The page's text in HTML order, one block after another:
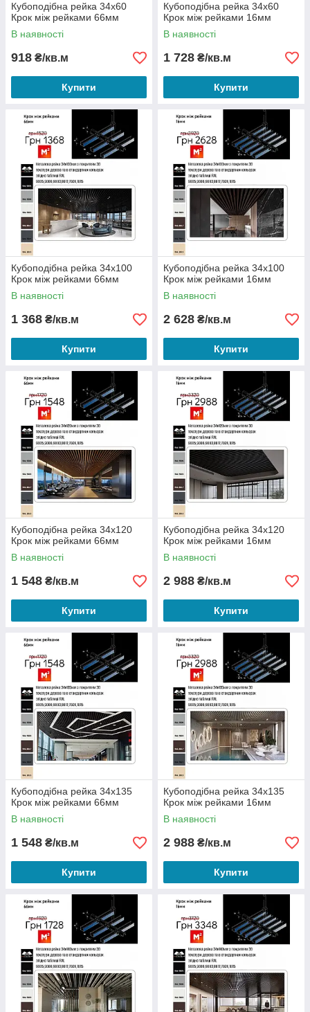
Кубоподібна рейка 34х60
Крок між рейками 66мм
В наявності
918 ₴/кв.м
Купити
Кубоподібна рейка 34х60
Крок між рейками 16мм
В наявності
1 728 ₴/кв.м
Купити
Кубоподібна рейка 34х100
Крок між рейками 66мм
В наявності
1 368 ₴/кв.м
Купити
Кубоподібна рейка 34х100
Крок між рейками 16мм
В наявності
2 628 ₴/кв.м
Купити
Кубоподібна рейка 34х120
Крок між рейками 66мм
В наявності
1 548 ₴/кв.м
Купити
Кубоподібна рейка 34х120
Крок між рейками 16мм
В наявності
2 988 ₴/кв.м
Купити
Кубоподібна рейка 34х135
Крок між рейками 66мм
В наявності
1 548 ₴/кв.м
Купити
Кубоподібна рейка 34х135
Крок між рейками 16мм
В наявності
2 988 ₴/кв.м
Купити